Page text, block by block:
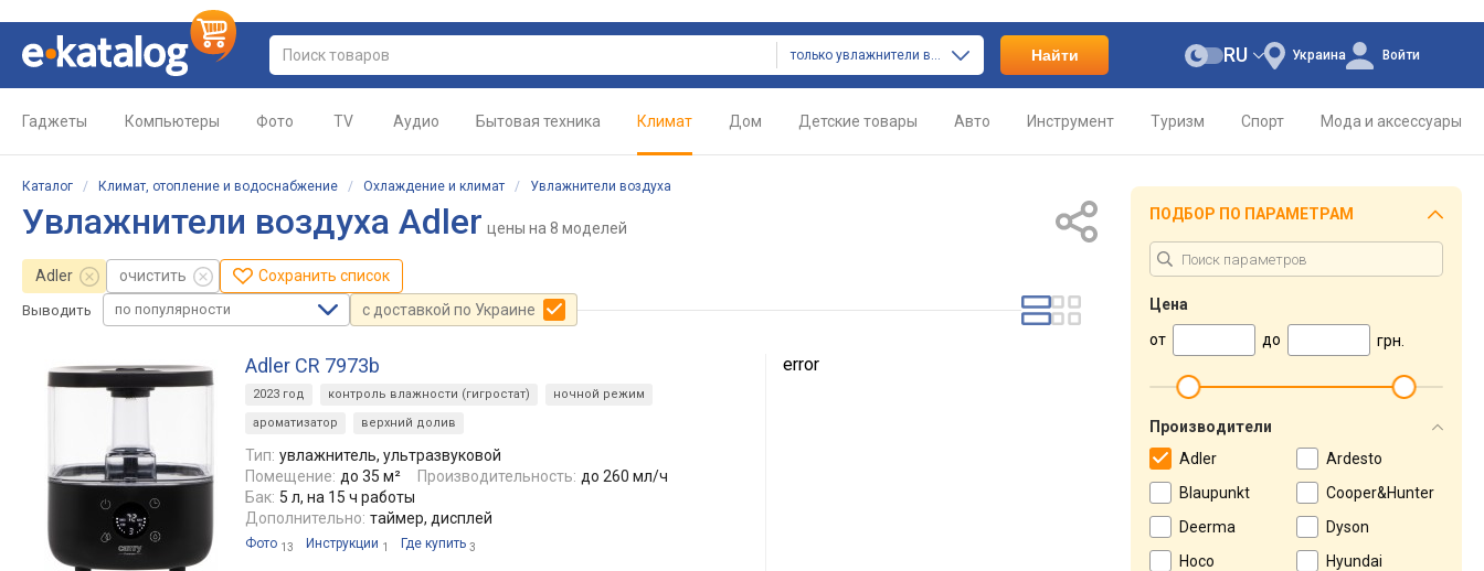
только увлажнители воздуха Найти Украина
RU Войти
Гаджеты Компьютеры Фото TV Аудио Бытовая техника Климат Дом Детские товары Авто Инструмент Туризм Спорт Мода и аксессуары
Каталог / Климат, отопление и водоснабжение / Охлаждение и климат / Увлажнители воздуха
Увлажнители воздуха Adler цены на 8 моделей
Adler очистить Сохранить список
Выводить по популярности с доставкой по Украине
Adler CR 7973b
2023 год контроль влажности (гигростат)
ночной режим
ароматизатор
верхний долив
Тип: увлажнитель, ультразвуковой
Помещение: до 35 м² Производительность: до 260 мл/ч
Бак: 5 л, на 15 ч работы
Дополнительно: таймер, дисплей
Фото 13 Инструкции 1 Где купить 3
error
ПОДБОР ПО ПАРАМЕТРАМ
Цена
от
до грн.
Производители
Adler
Ardesto
Blaupunkt
Cooper&Hunter
Deerma
Dyson
Hoco
Hyundai